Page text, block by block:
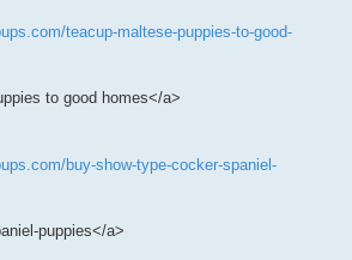
teacup-maltese-puppies-to-good-
to good homes</a>
buy-show-type-cocker-spaniel-
puppies</a>